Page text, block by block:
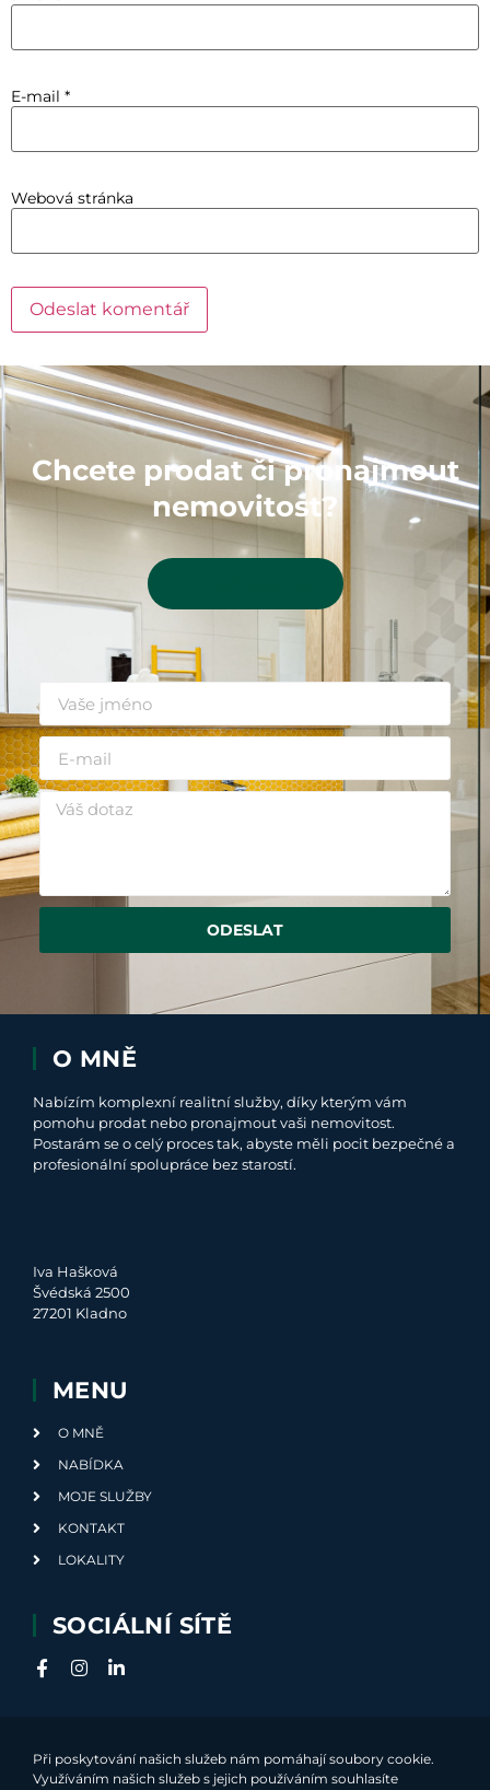
E-mail *
Webová stránka
Chcete prodat či pronajmout
nemovitost?
ODESLAT
O MNĚ
Nabízím komplexní realitní služby, díky kterým vám
pomohu prodat nebo pronajmout vaši nemovitost.
Postarám se o celý proces tak, abyste měli pocit bezpečné a
profesionální spolupráce bez starostí.
Iva Hašková
Švédská 2500
27201 Kladno
MENU
O MNĚ
NABÍDKA
MOJE SLUŽBY
KONTAKT
LOKALITY
SOCIÁLNÍ SÍTĚ
Při poskytování našich služeb nám pomáhají soubory cookie.
Využíváním našich služeb s jejich používáním souhlasíte